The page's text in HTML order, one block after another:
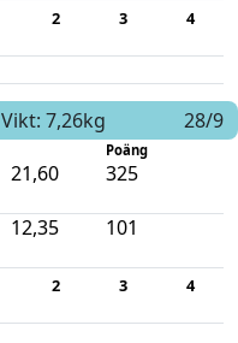
2 3 4
Vikt: 7,26kg 28/9
Poäng
21,60 325
12,35 101
2 3 4